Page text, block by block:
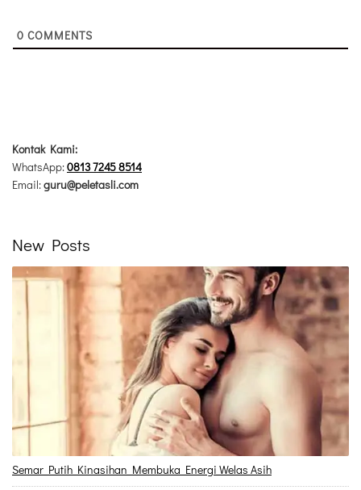
0 COMMENTS
Kontak Kami:
WhatsApp:0813 7245 8514
Email:guru@peletasli.com
New Posts
Semar Putih Kinasihan Membuka Energi Welas Asih